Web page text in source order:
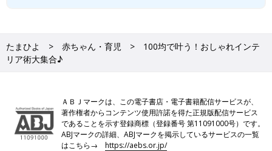
たまひよ 赤ちゃん・育児
100均で叶う！おしゃれインテ
リア術大集合♪
ＡＢＪマークは、この電子書店・電子書籍配信サービスが、
著作権者からコンテンツ使用許諾を得た正規版配信サービス
であることを示す登録商標（登録番号 第11091000号）です。
ABJマークの詳細、ABJマークを掲示しているサービスの一覧
はこちら→https://aebs.or.jp/